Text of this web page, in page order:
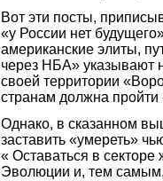
Вот эти посты,
«у России нет
американские элиты,
через НБА» указывают
своей территории
странам должна
Однако, в сказанном
заставить «умереть»
« Оставаться в секторе
Эволюции и, тем